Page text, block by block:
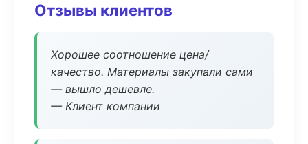
Отзывы клиентов
Хорошее соотношение цена/
качество. Материалы закупали сами
— вышло дешевле.
— Клиент компании